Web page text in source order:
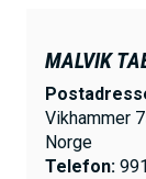
MALVIK
Vikhammer
Norge
Telefon: